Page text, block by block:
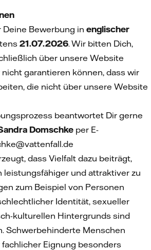
Bewerbung in englischer
21.07.2026. Wir bitten Dich,
über unsere Website
garantieren können, dass wir
die nicht über unsere Website
beantwortet Dir gerne
Domschke per E-
dass Vielfalt dazu beiträgt,
leistungsfähiger und attraktiver zu
zum Beispiel von Personen
Identität, sexueller
kulturellen Hintergrunds sind
Schwerbehinderte Menschen
Eignung besonders